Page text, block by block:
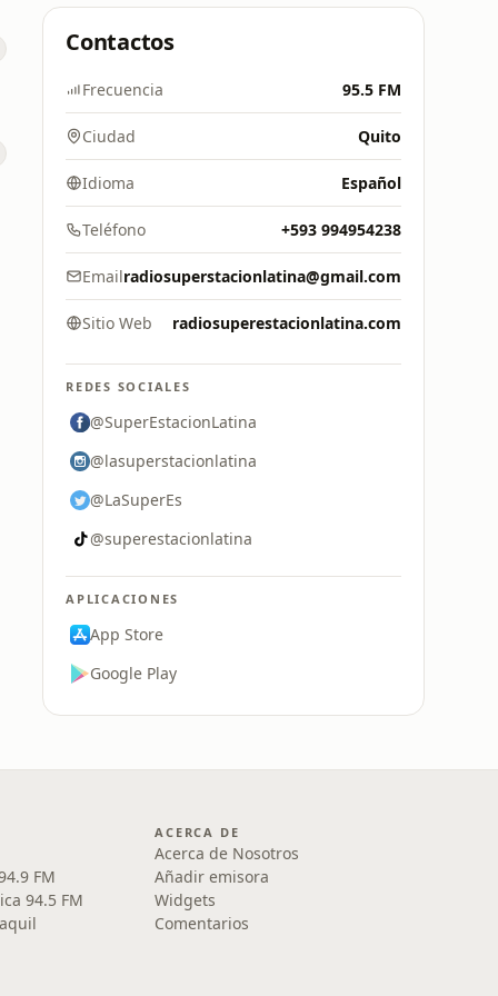
Contactos
Frecuencia 95.5 FM
Ciudad Quito
Idioma Español
Teléfono +593 994954238
Emailradiosuperstacionlatina@gmail.com
Sitio Web radiosuperestacionlatina.com
REDES SOCIALES
@SuperEstacionLatina
@lasuperstacionlatina
@LaSuperEs
@superestacionlatina
APLICACIONES
App Store
Google Play
FM
94.5 FM
ACERCA DE
Acerca de Nosotros
Añadir emisora
Widgets
Comentarios